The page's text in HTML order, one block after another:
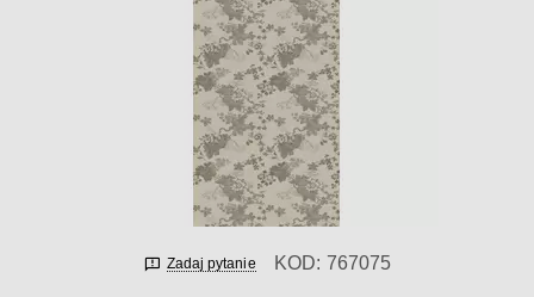
Zadaj pytanie KOD: 767075